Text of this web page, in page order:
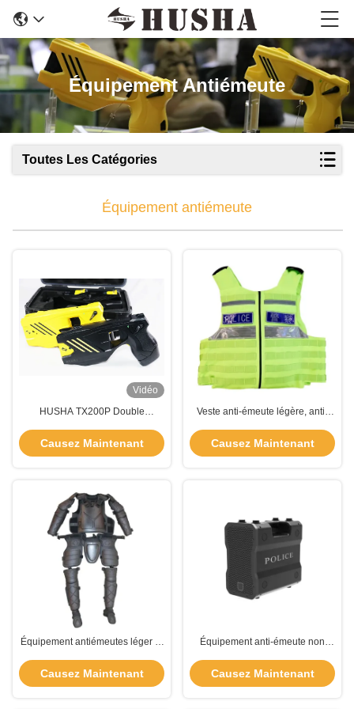
Équipement Antiémeute
Toutes Les Catégories
Équipement antiémeute
Vidéo
HUSHA TX200P Double
IP57 imperméable à l'eau et
double laser et lumière LED arme
Causez Maintenant
Veste anti-émeute légère, anti-
Causez Maintenant
Équipement antiémeutes léger et
Causez Maintenant
Équipement anti-émeute non
longue portée pour disperser la
foule
Causez Maintenant